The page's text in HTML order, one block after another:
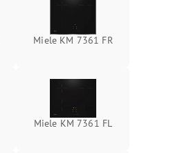
Miele KM 7361 FR
Miele KM 7361 FL